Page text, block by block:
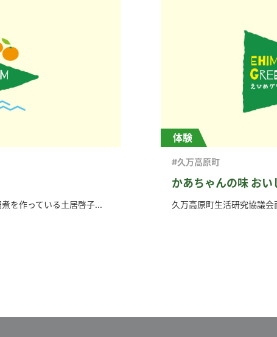
を作っている土居啓子...
体験
かあちゃんの味 おい
#久万高原町
久万高原町生活研究協議